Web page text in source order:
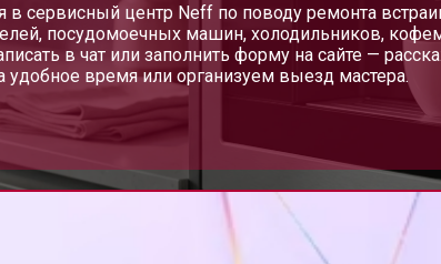
в сервисный центр Neff по поводу ремонта
посудомоечных машин, холодильников,
в чат или заполнить форму на сайте —
удобное время или организуем выезд мастера.